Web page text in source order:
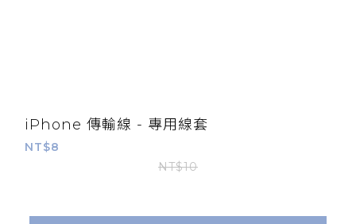
iPhone 傳輸線 - 專用線套
NT$8
NT$10